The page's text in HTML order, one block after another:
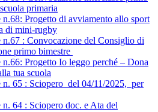
primaria
n.68: Progetto di avviamento allo sport
di mini-rugby
n.67 : Convocazione del Consiglio di
primo bimestre
n.66: Progetto Io leggo perché – Dona
tua scuola
n. 65 : Sciopero del 04/11/2025, per
n. 64 : Sciopero doc. e Ata del